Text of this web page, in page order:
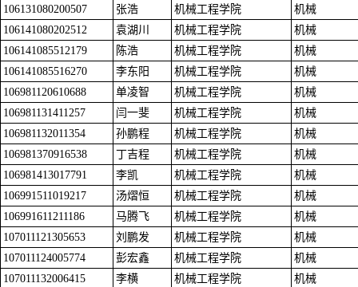
106131080200507
张浩 机械工程学院
机械
106141080202512
袁湖川 机械工程学院
机械
106141085512179
陈浩 机械工程学院
机械
106141085516270
李东阳 机械工程学院
机械
106981120610688
单凌智 机械工程学院
机械
106981131411257
闫一斐 机械工程学院
机械
106981132011354
孙鹏程 机械工程学院
机械
106981370916538
丁吉程 机械工程学院
机械
106981413017791
李凯 机械工程学院
机械
106991511019217
汤熠恒 机械工程学院
机械
106991611211186
马腾飞 机械工程学院
机械
107011121305653
刘鹏发 机械工程学院
机械
107011124005774
彭宏鑫 机械工程学院
机械
107011132006415
李横 机械工程学院
机械